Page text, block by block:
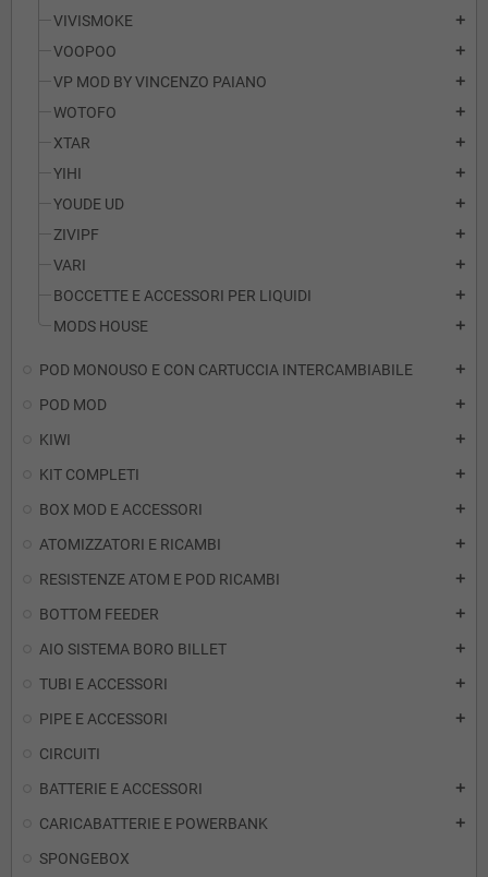
VIVISMOKE add
VOOPOO add
VP MOD BY VINCENZO PAIANO add
WOTOFO add
XTAR add
YIHI add
YOUDE UD add
ZIVIPF add
VARI add
BOCCETTE E ACCESSORI PER LIQUIDI add
MODS HOUSE add
POD MONOUSO E CON CARTUCCIA INTERCAMBIABILE add
POD MOD add
KIWI add
KIT COMPLETI add
BOX MOD E ACCESSORI add
ATOMIZZATORI E RICAMBI add
RESISTENZE ATOM E POD RICAMBI add
BOTTOM FEEDER add
AIO SISTEMA BORO BILLET add
TUBI E ACCESSORI add
PIPE E ACCESSORI add
CIRCUITI
BATTERIE E ACCESSORI
add
CARICABATTERIE E POWERBANK add
SPONGEBOX